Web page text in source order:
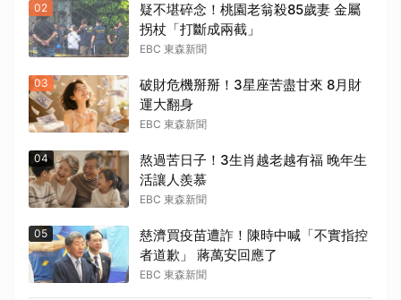
02
疑不堪碎念！桃園老翁殺85歲妻 金屬
拐杖「打斷成兩截」
EBC 東森新聞
03
破財危機掰掰！3星座苦盡甘來 8月財
運大翻身
EBC 東森新聞
04
熬過苦日子！3生肖越老越有福 晚年生
活讓人羨慕
EBC 東森新聞
05
慈濟買疫苗遭詐！陳時中喊「不實指控
者道歉」 蔣萬安回應了
EBC 東森新聞